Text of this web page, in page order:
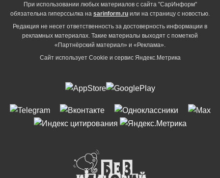
При использовании любых материалов с сайта "СарИнформ"
обязательна гиперссылка на sarinform.ru или на страницу с новостью.
Редакция не несет ответственность за достоверность информации в
рекламных материалах. Такие материалы выходят с пометкой
«Партнёрский материал» и «Реклама».
Сайт использует Cookie и сервиc Яндекс.Метрика